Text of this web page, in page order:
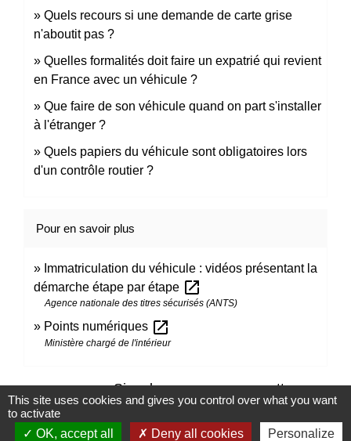
Quels recours si une demande de carte grise
n'aboutit pas ?
Quelles formalités doit faire un expatrié qui revient
en France avec un véhicule ?
Que faire de son véhicule quand on part s'installer
à l'étranger ?
Quels papiers du véhicule sont obligatoires lors
d'un contrôle routier ?
Pour en savoir plus
Immatriculation du véhicule : vidéos présentant la
démarche étape par étape open_in_new
Agence nationale des titres sécurisés (ANTS)
Points numériques open_in_new
Ministère chargé de l'intérieur
Signaler une erreur sur cette page
This site uses cookies and gives you control over what you want
to activate
OK, accept all
Deny all cookies Personalize